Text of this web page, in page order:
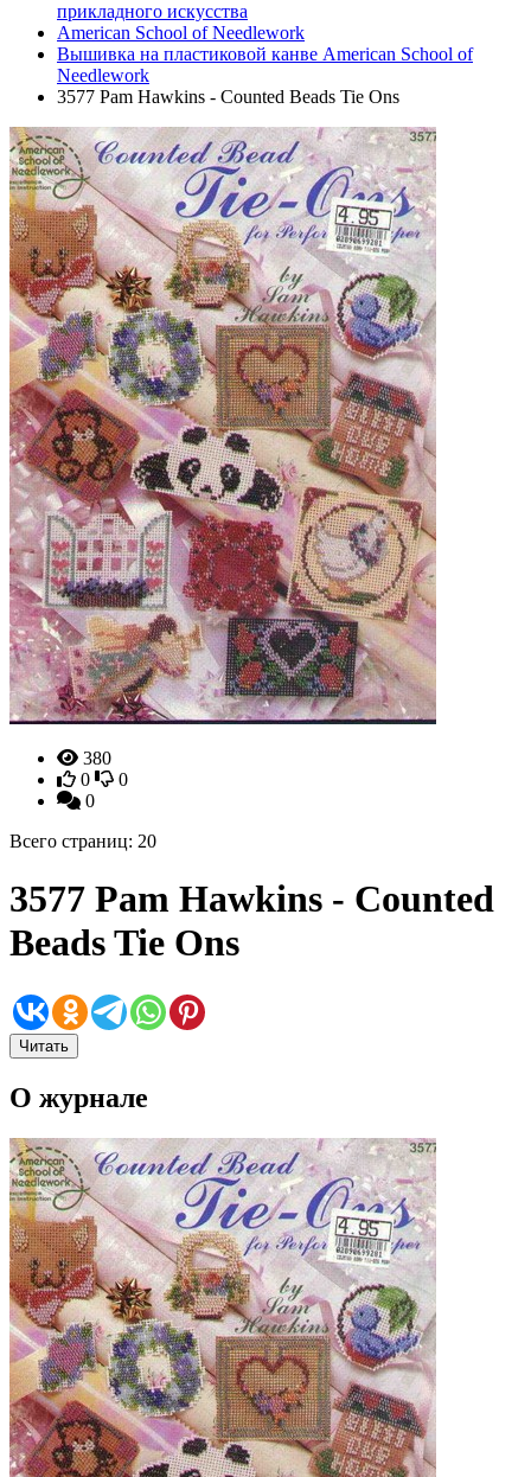
прикладного искусства
American School of Needlework
Вышивка на пластиковой канве American School of
Needlework
3577 Pam Hawkins - Counted Beads Tie Ons
380
0
0
0
Всего страниц: 20
3577 Pam Hawkins - Counted
Beads Tie Ons
Читать
О журнале